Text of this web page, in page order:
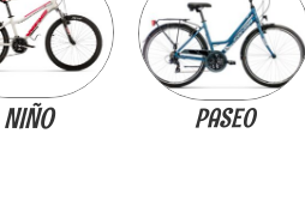
NIÑO PASEO